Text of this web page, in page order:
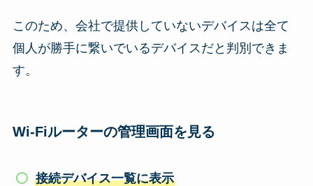
このため、会社で提供していないデバイスは全て
個人が勝手に繋いでいるデバイスだと判別できま
す。
Wi-Fiルーターの管理画面を見る
接続デバイス一覧に表示